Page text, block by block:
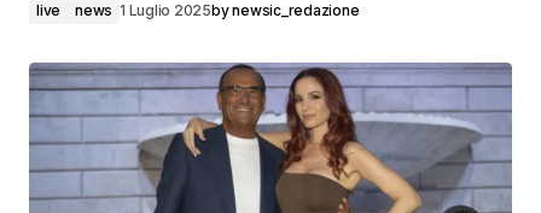
live news 1 Luglio 2025bynewsic_redazione